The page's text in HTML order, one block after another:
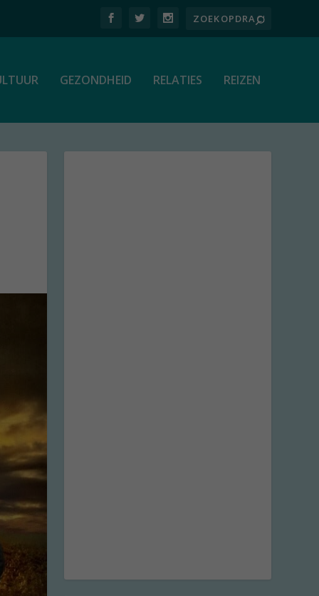
GEZONDHEID RELATIES REIZEN